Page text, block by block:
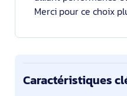
Merci pour ce choix
Caractéristiques